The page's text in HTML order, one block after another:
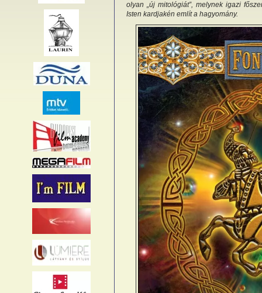
olyan „új mitológiát”, melynek igazi
Isten kardjakén említ a hagyomány.